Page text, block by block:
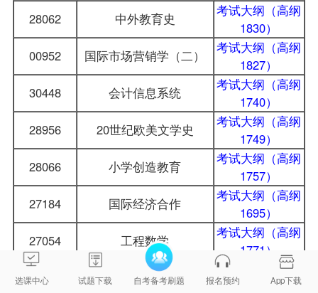
28062
中外教育史
考试大纲（高纲
1830）
00952
国际市场营销学（二）
考试大纲（高纲
1827）
30448
会计信息系统
考试大纲（高纲
1740）
28956
20世纪欧美文学史
考试大纲（高纲
1749）
28066
小学创造教育
考试大纲（高纲
1757）
27184
国际经济合作
考试大纲（高纲
1695）
27054
工程数学
考试大纲（高纲
1771）
11002
公司法与企业法
考试大纲（高纲
1729）
选课中心 试题下载 自考备考刷题 报名预约 App下载